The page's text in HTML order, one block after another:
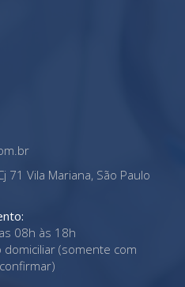
71 Vila Mariana, São Paulo
08h às 18h
(somente com